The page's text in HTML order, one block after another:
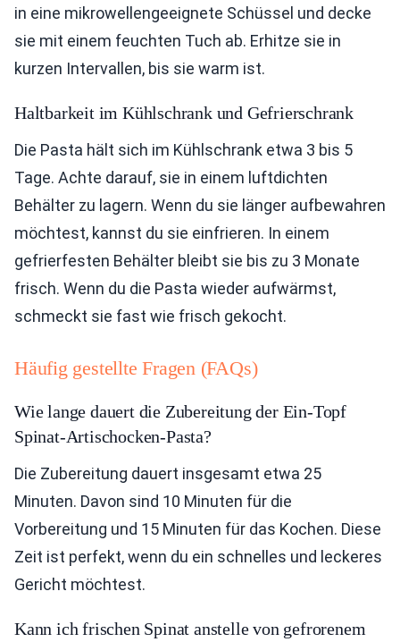
in eine mikrowellengeeignete Schüssel und decke
sie mit einem feuchten Tuch ab. Erhitze sie in
kurzen Intervallen, bis sie warm ist.
Haltbarkeit im Kühlschrank und Gefrierschrank
Die Pasta hält sich im Kühlschrank etwa 3 bis 5
Tage. Achte darauf, sie in einem luftdichten
Behälter zu lagern. Wenn du sie länger aufbewahren
möchtest, kannst du sie einfrieren. In einem
gefrierfesten Behälter bleibt sie bis zu 3 Monate
frisch. Wenn du die Pasta wieder aufwärmst,
schmeckt sie fast wie frisch gekocht.
Häufig gestellte Fragen (FAQs)
Wie lange dauert die Zubereitung der Ein-Topf
Spinat-Artischocken-Pasta?
Die Zubereitung dauert insgesamt etwa 25
Minuten. Davon sind 10 Minuten für die
Vorbereitung und 15 Minuten für das Kochen. Diese
Zeit ist perfekt, wenn du ein schnelles und leckeres
Gericht möchtest.
Kann ich frischen Spinat anstelle von gefrorenem